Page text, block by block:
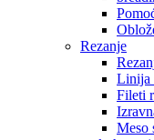
Rezanje
Linija
Fileti
Meso